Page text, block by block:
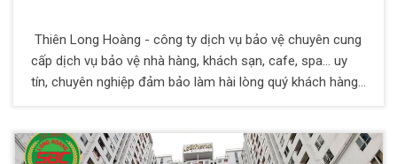
Thiên Long Hoàng - công ty dịch vụ bảo vệ chuyên cung
cấp dịch vụ bảo vệ nhà hàng, khách sạn, cafe, spa... uy
tín, chuyên nghiệp đảm bảo làm hài lòng quý khách hàng